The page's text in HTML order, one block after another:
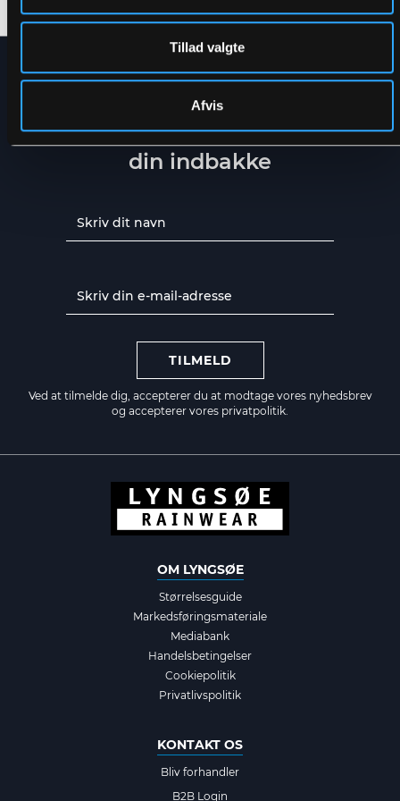
Tillad valgte
Afvis
NYHEDSBREV
Få de seneste nyheder direkte i
din indbakke
TILMELD
Ved at tilmelde dig, accepterer du at modtage vores nyhedsbrev
og accepterer vores privatpolitik.
OM LYNGSØE
Størrelsesguide
Markedsføringsmateriale
Mediabank
Handelsbetingelser
Cookiepolitik
Privatlivspolitik
KONTAKT OS
Bliv forhandler
B2B Login